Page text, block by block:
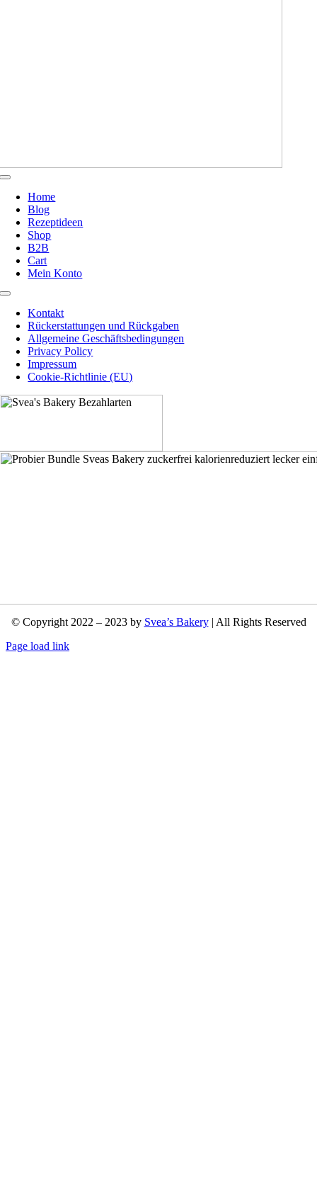
Toggle
Navigation
Home
Blog
Rezeptideen
Shop
B2B
Cart
Mein Konto
Toggle
Navigation
Kontakt
Rückerstattungen und Rückgaben
Allgemeine Geschäftsbedingungen
Privacy Policy
Impressum
Cookie-Richtlinie (EU)
© Copyright 2022 – 2023 by Svea’s Bakery| All Rights Reserved
Page load link